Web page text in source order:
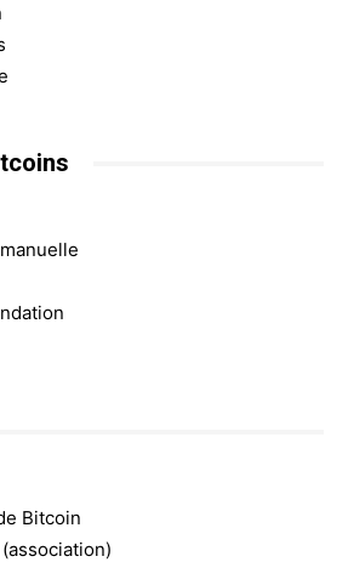
Bitcoin